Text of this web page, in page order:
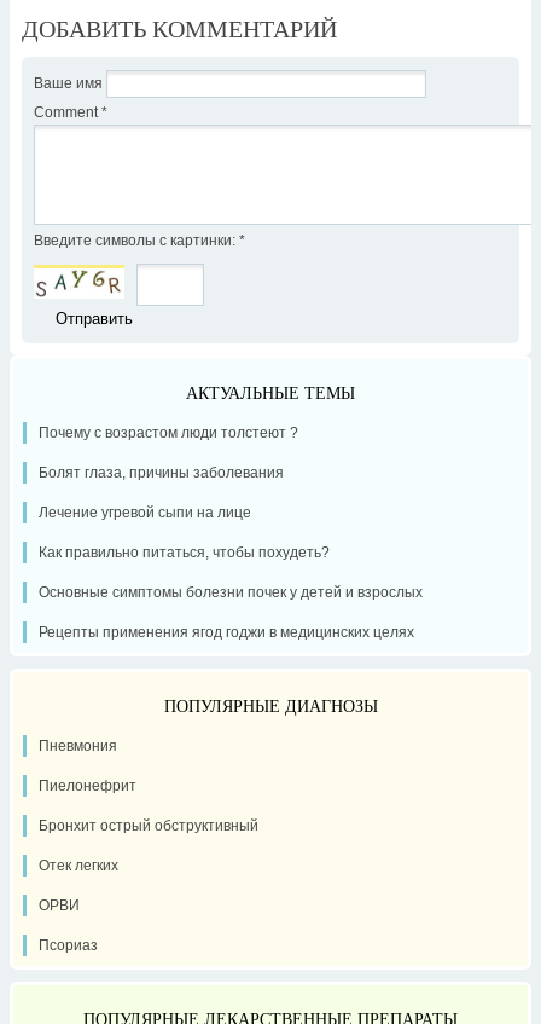
ДОБАВИТЬ КОММЕНТАРИЙ
Ваше имя
Comment *
Введите символы с картинки: *
АКТУАЛЬНЫЕ ТЕМЫ
Почему с возрастом люди толстеют ?
Болят глаза, причины заболевания
Лечение угревой сыпи на лице
Как правильно питаться, чтобы похудеть?
Основные симптомы болезни почек у детей и взрослых
Рецепты применения ягод годжи в медицинских целях
ПОПУЛЯРНЫЕ ДИАГНОЗЫ
Пневмония
Пиелонефрит
Бронхит острый обструктивный
Отек легких
ОРВИ
Псориаз
ПОПУЛЯРНЫЕ ЛЕКАРСТВЕННЫЕ ПРЕПАРАТЫ